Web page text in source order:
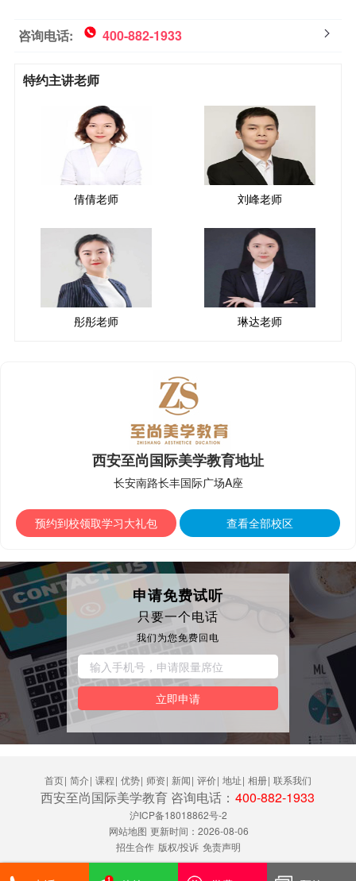
咨询电话: 400-882-1933
特约主讲老师
倩倩老师 刘峰老师
彤彤老师 琳达老师
西安至尚国际美学教育地址
长安南路长丰国际广场A座
预约到校领取学习大礼包 查看全部校区
申请免费试听
只要一个电话
我们为您免费回电
立即申请
首页| 简介| 课程| 优势| 师资| 新闻| 评价| 地址| 相册| 联系我们
西安至尚国际美学教育 咨询电话： 400-882-1933
沪ICP备18018862号-2
网站地图 更新时间：2026-08-06
招生合作 版权/投诉 免责声明